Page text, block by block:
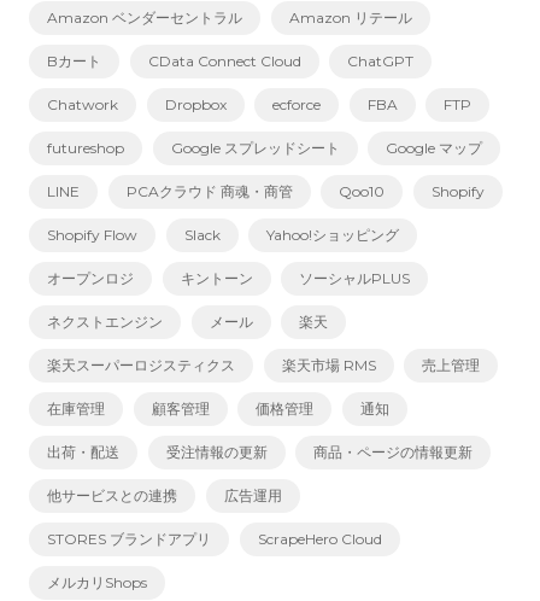
Amazon ベンダーセントラル Amazon リテール
Bカート CData Connect Cloud ChatGPT
Chatwork Dropbox ecforce FBA FTP
futureshop Google スプレッドシート Google マップ
LINE PCAクラウド 商魂・商管 Qoo10 Shopify
Shopify Flow Slack Yahoo!ショッピング
オープンロジ キントーン ソーシャルPLUS
ネクストエンジン メール 楽天
楽天スーパーロジスティクス 楽天市場 RMS 売上管理
在庫管理 顧客管理 価格管理 通知
出荷・配送 受注情報の更新 商品・ページの情報更新
他サービスとの連携 広告運用
STORES ブランドアプリ ScrapeHero Cloud
メルカリShops